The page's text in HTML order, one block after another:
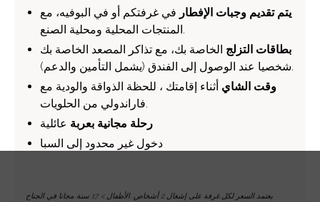
يتم تقديم وجبات الإفطار في غرفتكم أو في البوفيه، مع
المنتجات المحلية ومحلية الصنع.
بطاقات التزلج الخاصة بك، مع تذاكر المصعد الخاصة بك
شخصيا عند الوصول إلى الفندق (يشمل التأمين والدعم).
وقت الشاي أثناء إقامتك ، للحظة الذواقة والودية مع
فاراندولي من الحلويات.
رحلة مجانية بعربة عائلية
دخول غير محدود إلى السبا
يعتمد السعر لكل غرفة على إشغال 2 أشخاص. الأطفال > 17 سنة مجانا في الجناح